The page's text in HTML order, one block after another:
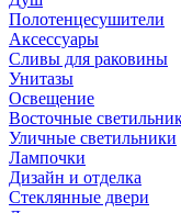
Полотенцесушители
Аксессуары
Сливы для раковины
Унитазы
Освещение
Восточные
Уличные светильники
Лампочки
Дизайн и отделка
Стеклянные двери